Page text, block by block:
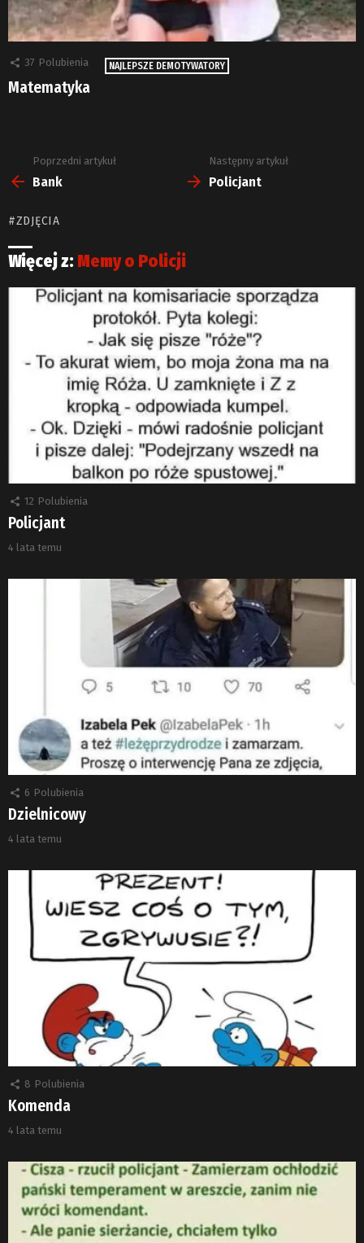
37 Polubienia NAJLEPSZE DEMOTYWATORY
Matematyka
Zobacz
więcej
Poprzedni artykuł
Bank
Następny artykuł
Policjant
ZDJĘCIA
Więcej z: Memy o Policji
12 Polubienia
Policjant
4 lata temu
6 Polubienia
Dzielnicowy
4 lata temu
8 Polubienia
Komenda
4 lata temu